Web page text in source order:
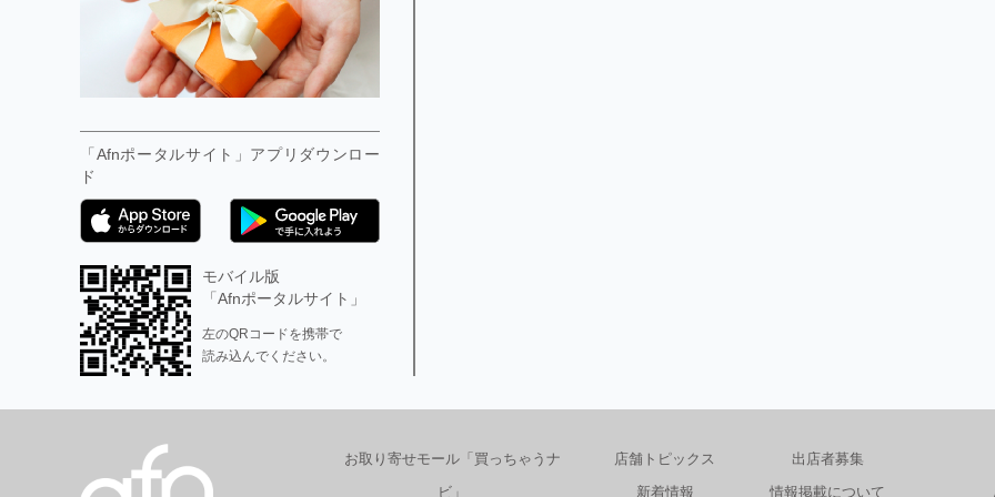
「Afnポータルサイト」アプリダウンロー
ド
モバイル版
「Afnポータルサイト」
左のQRコードを携帯で
読み込んでください。
お取り寄せモール「買っちゃうナ
ビ」
店舗トピックス
新着情報
出店者募集
情報掲載について